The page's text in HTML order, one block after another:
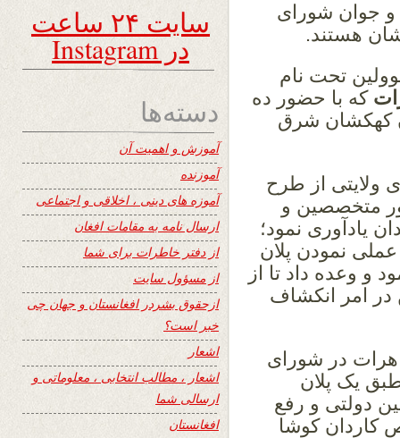
و جوان شورای
هستند.
تحت نام
که با حضور ده
کهکشان شرق
ولایتی از طرح
متخصصین و
یادآوری نمود؛
نمودن پلان
و وعده داد تا از
امر انکشاف
هرات در شورای
یک پلان
دولتی و رفع
کاردان کوشا
سایت ۲۴ ساعت
در Instagram
دسته‌ها
آموزش و اهمیت آن
آموزنده
آموزه های دینی ، اخلاقی و اجتماعی
ارسال نامه به مقامات افغان
از دفتر خاطرات برای شما
از مسؤول سایت
ازحقوق بشردر افغانستان و جهان چی
خبر است؟
اشعار
اشعار ، مطالب انتخابی ، معلوماتی و
ارسالی شما
افغانستان